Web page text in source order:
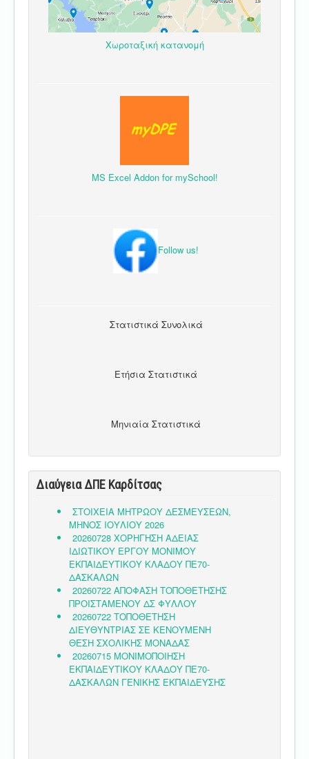
Χωροταξική κατανομή
MS Excel Addon for mySchool!
Follow us!
Στατιστικά Συνολικά
Ετήσια Στατιστικά
Μηνιαία Στατιστικά
Διαύγεια ΔΠΕ Καρδίτσας